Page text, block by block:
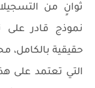
ثوانٍ من
نموذج قادر على
حقيقية بالكامل،
التي تعتمد على